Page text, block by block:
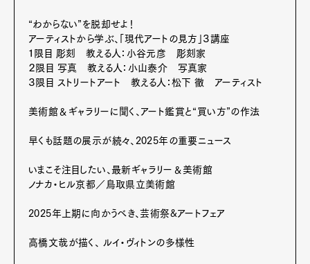
Pen Membership
Magazine
Official Columnist
About
Contact
Pen international
“わからない”を脱却せよ！
アーティストから学ぶ、「現代アートの見方」３講座
１限目 彫刻 教える人：小谷元彦 彫刻家
２限目 写真 教える人：小山泰介 写真家
３限目 ストリートアート 教える人：松下 徹 アーティスト
美術館＆ギャラリーに聞く、アート鑑賞と“買い方”の作法
早くも話題の展示が続々、2025年の重要ニュース
いまこそ注目したい、最新ギャラリー＆美術館
ノナカ・ヒル京都／鳥取県立美術館
2025年上期に向かうべき、芸術祭&アートフェア
高橋文哉が描く、 ルイ・ヴィトンの多様性